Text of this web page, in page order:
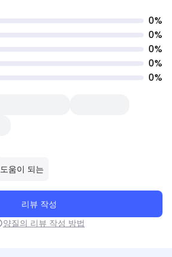
0%
0%
0%
0%
0%
도움이 되는
리뷰 작성
양질의 리뷰 작성 방법